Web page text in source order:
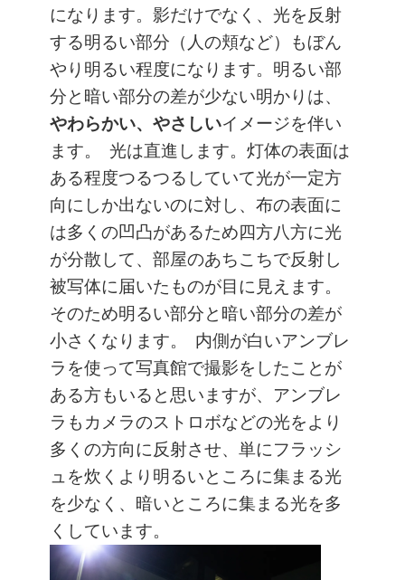
になります。影だけでなく、光を反射
する明るい部分（人の頬など）もぼん
やり明るい程度になります。明るい部
分と暗い部分の差が少ない明かりは、
やわらかい、やさしいイメージを伴い
ます。
光は直進します。灯体の表面は
ある程度つるつるしていて光が一定方
向にしか出ないのに対し、布の表面に
は多くの凹凸があるため四方八方に光
が分散して、部屋のあちこちで反射し
被写体に届いたものが目に見えます。
そのため明るい部分と暗い部分の差が
小さくなります。
内側が白いアンブレ
ラを使って写真館で撮影をしたことが
ある方もいると思いますが、アンブレ
ラもカメラのストロボなどの光をより
多くの方向に反射させ、単にフラッシ
ュを炊くより明るいところに集まる光
を少なく、暗いところに集まる光を多
くしています。